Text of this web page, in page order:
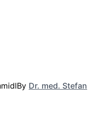
By Dr. med. Stefan